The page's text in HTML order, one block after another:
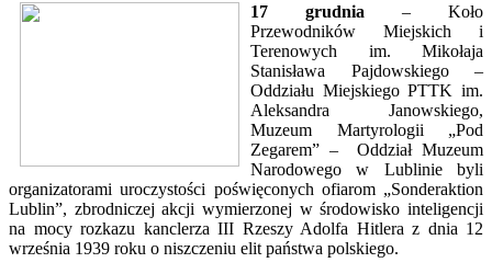
17 grudnia – Koło
Przewodników Miejskich i
Terenowych im. Mikołaja
Stanisława Pajdowskiego –
Oddziału Miejskiego PTTK im.
Aleksandra Janowskiego,
Muzeum Martyrologii „Pod
Zegarem” – Oddział Muzeum
Narodowego w Lublinie byli
organizatorami uroczystości poświęconych ofiarom „Sonderaktion
Lublin”, zbrodniczej akcji wymierzonej w środowisko inteligencji
na mocy rozkazu kanclerza III Rzeszy Adolfa Hitlera z dnia 12
września 1939 roku o niszczeniu elit państwa polskiego.